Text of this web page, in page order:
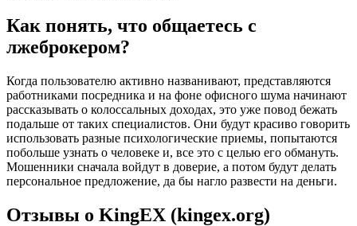
Как понять, что общаетесь с
лжеброкером?
Когда пользователю активно названивают, представляются
работниками посредника и на фоне офисного шума начинают
рассказывать о колоссальных доходах, это уже повод бежать
подальше от таких специалистов. Они будут красиво говорить
использовать разные психологические приемы, попытаются
побольше узнать о человеке и, все это с целью его обмануть.
Мошенники сначала войдут в доверие, а потом будут делать
персональное предложение, да бы нагло развести на деньги.
Отзывы о KingEX (kingex.org)